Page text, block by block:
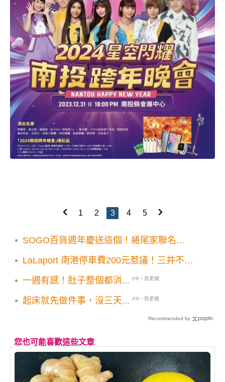
1 2 3 4 5
SOGO百貨週年慶送這個！蜷尾家聯名
LaLaport 南港停車費200元惹議！三井不動
一週有感！肚子整個都消...
PR・新素簡
起床就先做件事，沒三天... PR・新素簡
Recommended by
您也可能喜歡這些文章